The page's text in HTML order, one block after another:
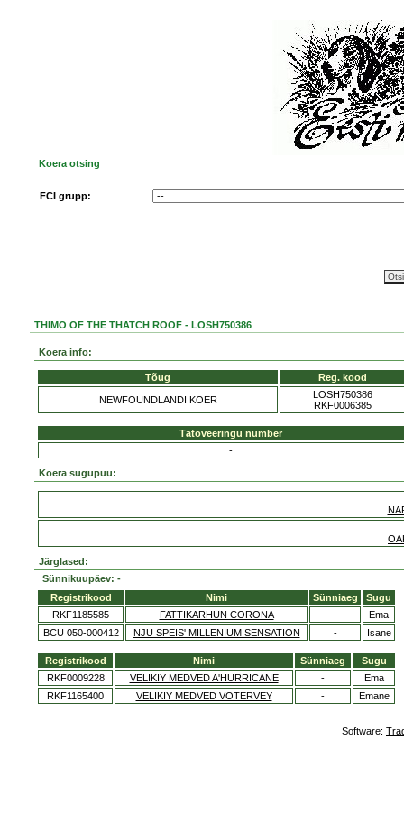
Koera otsing
FCI grupp:
THIMO OF THE THATCH ROOF - LOSH750386
Koera info:
Tõug Reg. kood
NEWFOUNDLANDI KOER
LOSH750386
RKF0006385
Tätoveeringu number
-
Koera sugupuu:
Järglased:
Sünnikuupäev: -
Registrikood
Nimi Sünniaeg
Sugu
RKF1185585
FATTIKARHUN CORONA -
Ema
BCU 050-000412
NJU SPEIS' MILLENIUM SENSATION - Isane
Registrikood Nimi Sünniaeg
Sugu
RKF0009228
VELIKIY MEDVED A'HURRICANE -
Ema
RKF1165400
VELIKIY MEDVED VOTERVEY - Emane
Software: